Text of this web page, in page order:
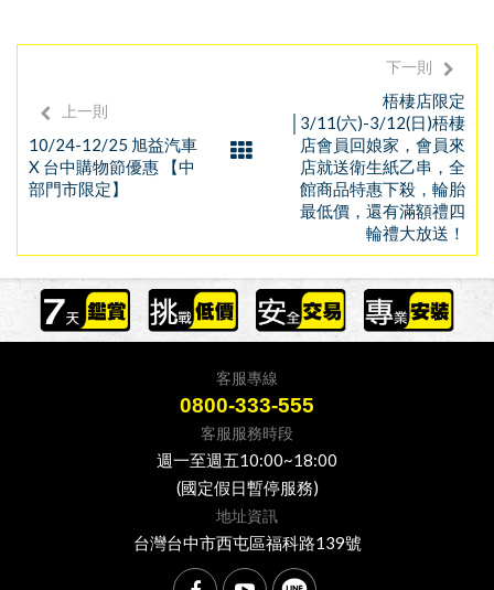
上一則
10/24-12/25 旭益汽車
X 台中購物節優惠 【中
部門市限定】
下一則
梧棲店限定
│3/11(六)-3/12(日)梧棲
店會員回娘家，會員來
店就送衛生紙乙串，全
館商品特惠下殺，輪胎
最低價，還有滿額禮四
輪禮大放送！
客服專線
0800-333-555
客服服務時段
週一至週五10:00~18:00
(國定假日暫停服務)
地址資訊
台灣台中市西屯區福科路139號